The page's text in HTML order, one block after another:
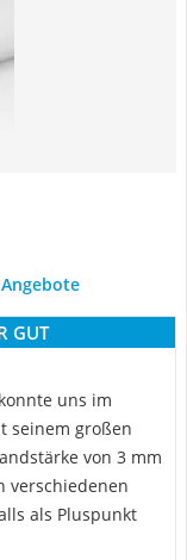
GUT
uns im
seinem großen
von 3 mm
verschiedenen
als Pluspunkt